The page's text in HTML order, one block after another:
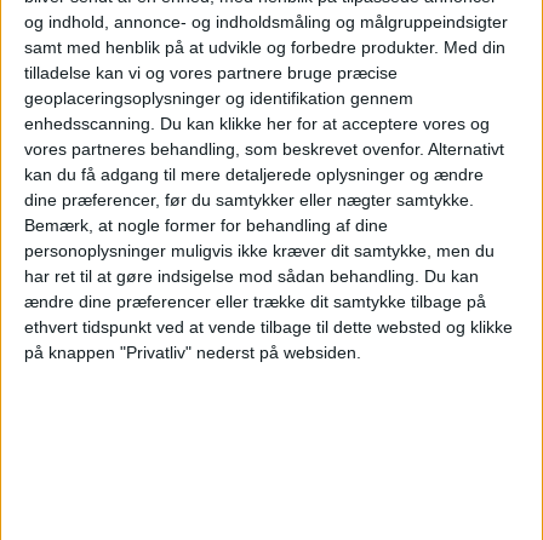
og indhold, annonce- og indholdsmåling og målgruppeindsigter
samt med henblik på at udvikle og forbedre produkter. Med din
tilladelse kan vi og vores partnere bruge præcise
geoplaceringsoplysninger og identifikation gennem
enhedsscanning. Du kan klikke her for at acceptere vores og
vores partneres behandling, som beskrevet ovenfor. Alternativt
kan du få adgang til mere detaljerede oplysninger og ændre
dine præferencer, før du samtykker eller nægter samtykke.
Bemærk, at nogle former for behandling af dine
personoplysninger muligvis ikke kræver dit samtykke, men du
har ret til at gøre indsigelse mod sådan behandling.
Du kan
ændre dine præferencer eller trække dit samtykke tilbage på
ethvert tidspunkt ved at vende tilbage til dette websted og klikke
på knappen "Privatliv" nederst på websiden.
Spanien, Grønland eller Island, kan man opleve
den totale solformørkelse, hvor solen for en kort
stund forsvinder helt. Ifølge momondo rejser vi i
stigende grad efter store naturoplevelser, og
rejsesøgemaskinen guider her til 6 steder, hvor
dag bliver til nat.
Atlanta er stadig verdens
travleste lufthavn
Norwegian kritiserer køerne på
Kastrup - kan flytte trafik til